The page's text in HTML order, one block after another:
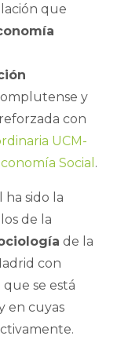
que
y
con
UCM-
Social .
ha sido la
de la
de la
con
que se está
en cuyas